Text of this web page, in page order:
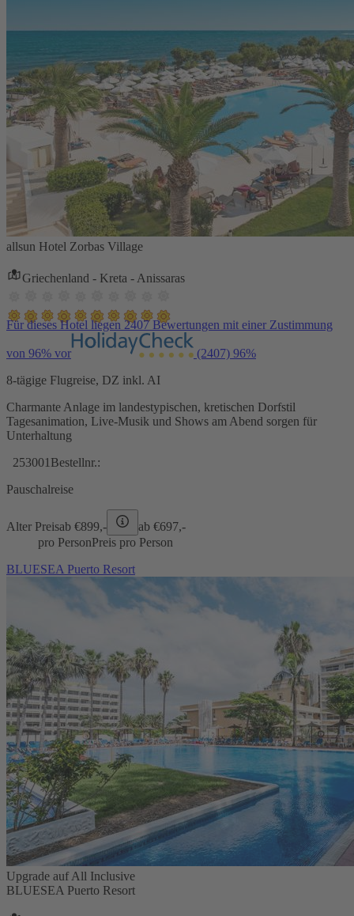
allsun Hotel Zorbas Village
Griechenland - Kreta - Anissaras
Für dieses Hotel liegen 2407 Bewertungen mit einer Zustimmung
von 96% vor (2407) 96%
8-tägige Flugreise, DZ inkl. AI
Charmante Anlage im landestypischen, kretischen Dorfstil
Tagesanimation, Live-Musik und Shows am Abend sorgen für
Unterhaltung
253001 Bestellnr.:
Pauschalreise
Alter Preisab €899,- ab €697,-
pro PersonPreis pro Person
BLUESEA Puerto Resort
Upgrade auf All Inclusive
BLUESEA Puerto Resort